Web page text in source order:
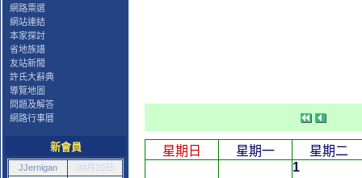
網路票選
網站連結
本家探討
省地族譜
友站新聞
許氏大辭典
導覽地圖
問題及解答
網路行事曆
新會員
JJernigan
04月10日
星期日 星期一
星期二
1